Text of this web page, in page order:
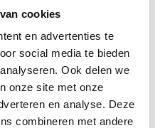
cookies
en advertenties te
social media te bieden
Ook delen we
onze site met onze
en analyse. Deze
combineren met andere